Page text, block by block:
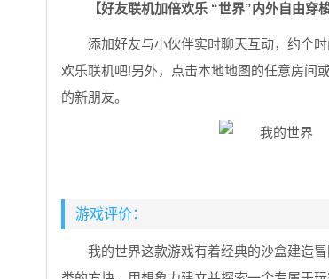
【好友联机加倍欢乐 “世界”内外自由穿梭
添加好友与小伙伴实时聊天互动，约个
欢乐联机吧!另外，点击本地地图的任意房间
的新朋友。
游戏评价：
我的世界这款游戏有着经典的沙盒建造